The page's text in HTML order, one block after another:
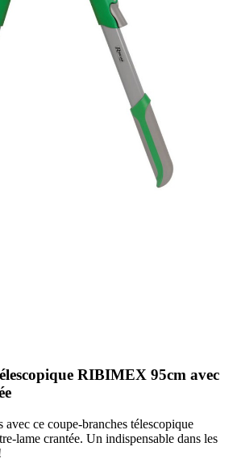
RIBIMEX 95cm avec
ce coupe-branches télescopique
lame crantée. Un indispensable dans les